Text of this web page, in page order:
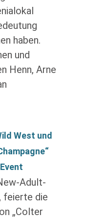
haben.
und
Henn, Arne
West und
Adult-
feierte die
„Colter